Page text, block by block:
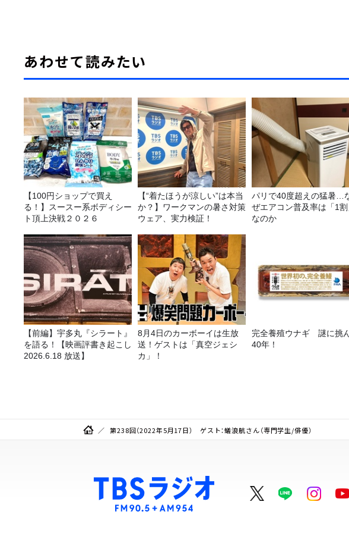
あわせて読みたい
【100円ショップで買え
る！】スースー系ボディシー
ト頂上決戦２０２６
【“着たほうが涼しい”は本当
か？】ワークマンの暑さ対策
ウェア、実力検証！
パリで40度超えの猛暑…
ぜエアコン普及率は「1割
なのか
【前編】宇多丸『シラート』
を語る！【映画評書き起こし
2026.6.18 放送】
8月4日のカーボーイは生放
送！ゲストは「真空ジェシ
カ」！
完全養殖ウナギ 謎に挑
40年！
第238回（2022年5月17日） ゲスト：蟻浪航さん（専門学生/俳優）